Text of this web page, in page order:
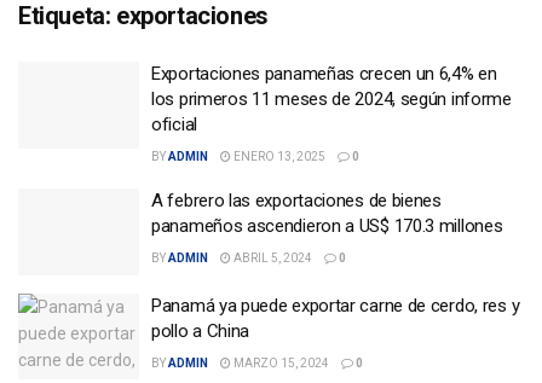
Etiqueta: exportaciones
Exportaciones panameñas crecen un 6,4% en
los primeros 11 meses de 2024, según informe
oficial
BYADMIN ENERO 13, 2025 0
A febrero las exportaciones de bienes
panameños ascendieron a US$ 170.3 millones
BYADMIN ABRIL 5, 2024 0
Panamá ya puede exportar carne de cerdo, res y
pollo a China
BYADMIN MARZO 15, 2024 0